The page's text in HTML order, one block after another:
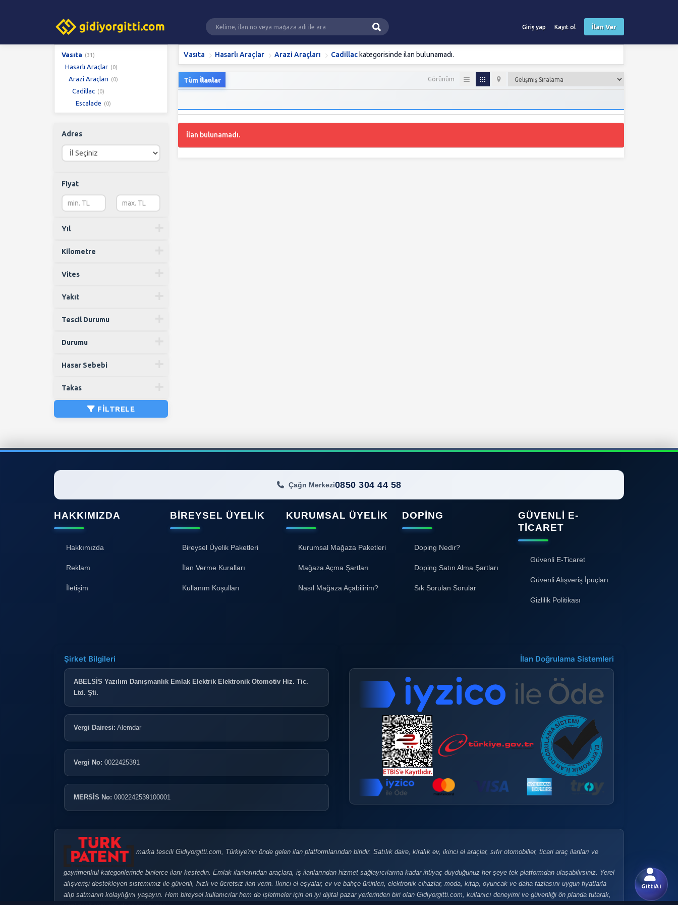
GittiAi
Giriş yap Kayıt ol İlan Ver
Vasıta (31)
Hasarlı Araçlar (0)
Arazi Araçları (0)
Cadillac (0)
Escalade (0)
Adres
Fiyat
Yıl
Kilometre
Vites
Yakıt
Tescil Durumu
Durumu
Hasar Sebebi
Takas
FILTRELE
Vasıta Hasarlı Araçlar Arazi Araçları Cadillac kategorisinde ilan bulunamadı.
Tüm İlanlar Görünüm
İlan bulunamadı.
Çağrı Merkezi0850 304 44 58
HAKKIMIZDA
Hakkımızda
Reklam
İletişim
BIREYSEL ÜYELIK
Bireysel Üyelik Paketleri
İlan Verme Kuralları
Kullanım Koşulları
KURUMSAL ÜYELIK
Kurumsal Mağaza Paketleri
Mağaza Açma Şartları
Nasıl Mağaza Açabilirim?
DOPING
Doping Nedir?
Doping Satın Alma Şartları
Sık Sorulan Sorular
GÜVENLI E-
TICARET
Güvenli E-Ticaret
Güvenli Alışveriş İpuçları
Gizlilik Politikası
Şirket Bilgileri
ABELSİS Yazılım Danışmanlık Emlak Elektrik Elektronik Otomotiv Hiz. Tic.
Ltd. Şti.
Vergi Dairesi: Alemdar
Vergi No: 0022425391
MERSİS No: 0002242539100001
İlan Doğrulama Sistemleri
marka tescili Gidiyorgitti.com, Türkiye'nin önde gelen ilan platformlarından biridir. Satılık daire, kiralık ev, ikinci el araçlar, sıfır otomobiller, ticari araç ilanları ve
gayrimenkul kategorilerinde binlerce ilanı keşfedin. Emlak ilanlarından araçlara, iş ilanlarından hizmet sağlayıcılarına kadar ihtiyaç duyduğunuz her şeye tek platformdan ulaşabilirsiniz. Yerel
alışverişi destekleyen sistemimiz ile güvenli, hızlı ve ücretsiz ilan verin. İkinci el eşyalar, ev ve bahçe ürünleri, elektronik cihazlar, moda, kitap, oyuncak ve daha fazlasını uygun fiyatlarla
alıp satmanın kolaylığını yaşayın. Hem bireysel kullanıcılar hem de işletmeler için en iyi dijital pazar yerlerinden biri olan Gidiyorgitti.com, kullanıcı deneyimi ve güvenliği ön planda tutarak,